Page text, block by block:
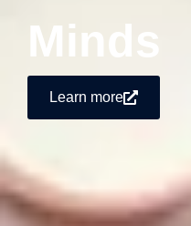
Minds
Learn more